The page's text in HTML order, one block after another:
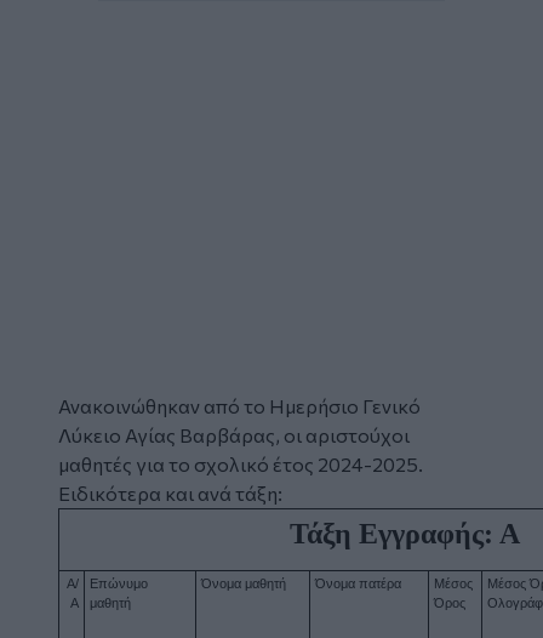
Ανακοινώθηκαν από το Ημερήσιο Γενικό
Λύκειο Αγίας Βαρβάρας, οι αριστούχοι
μαθητές για το σχολικό έτος 2024-2025.
Ειδικότερα και ανά τάξη:
Τάξη Εγγραφής: Α
Α/
Α
Επώνυμο
μαθητή
Όνομα μαθητή Όνομα πατέρα
Μέσος
Όρος
Μέσος